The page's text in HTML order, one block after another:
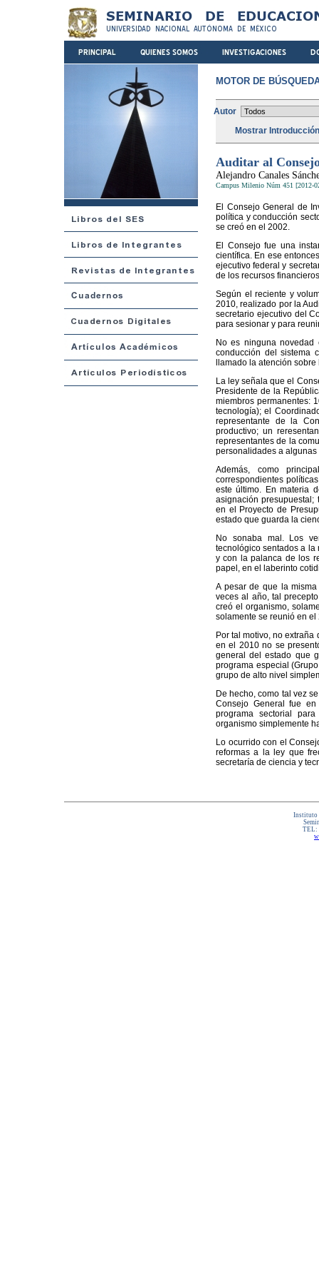
MOTOR DE
Autor
Mostrar
Auditar al
Alejandro Canales
Campus Milenio Núm 451 [2012-
El Consejo General de
política y conducción
se creó en el 2002.
El Consejo fue una
científica. En ese
ejecutivo federal y
de los recursos
Según el reciente y
2010, realizado por la
secretario ejecutivo del
para sesionar y para
No es ninguna
conducción del sistema
llamado la atención
La ley señala que el
Presidente de la
miembros permanentes:
tecnología); el
representante de la
productivo; un
representantes de la
personalidades a algunas
Además, como
correspondientes
este último. En materia
asignación
en el Proyecto de
estado que guarda la
No sonaba mal. Los
tecnológico sentados a la
y con la palanca de los
papel, en el laberinto
A pesar de que la
veces al año, tal
creó el organismo,
solamente se reunió en el
Por tal motivo, no
en el 2010 no se
general del estado que
programa especial
grupo de alto nivel
De hecho, como tal vez
Consejo General fue
programa sectorial
organismo simplemente
Lo ocurrido con el
reformas a la ley que
secretaría de ciencia y
Instituto
TEL: